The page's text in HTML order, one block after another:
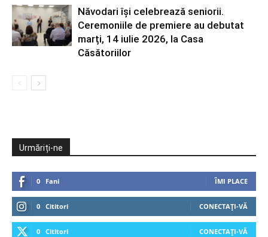
Năvodari își celebrează seniorii.
Ceremoniile de premiere au debutat
marți, 14 iulie 2026, la Casa
Căsătoriilor
Urmăriți-ne
0 Fani ÎMI PLACE
0 Cititori CONECTAȚI-VĂ
0 Cititori CONECTAȚI-VĂ